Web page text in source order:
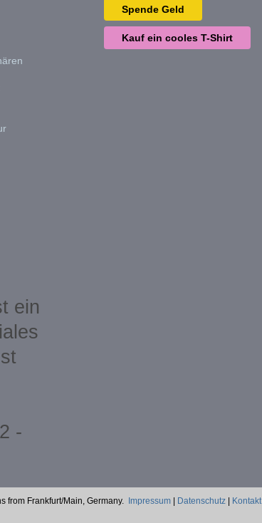
ein
-
Spende Geld
Kauf ein cooles T-Shirt
from Frankfurt/Main, Germany. Impressum| Datenschutz| Kontakt